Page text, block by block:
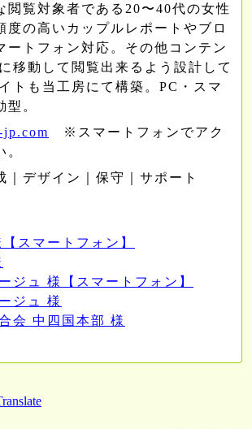
閲覧対象者である20〜40代の女性
度の高いカップルレポートやブロ
ートフォン対応。その他コンテン
移動して閲覧出来るよう設計して
トも当工房にて構築。PC・スマ
型。
※スマートフォンでアク
｜デザイン｜保守｜サポート
スマートフォン】
ジュ 様【スマートフォン】
ジュ 様
会 中四国本部 様